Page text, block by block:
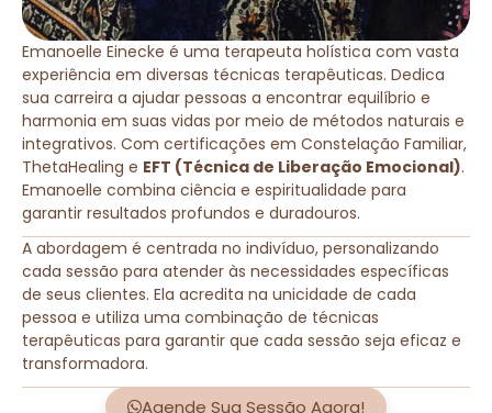
Emanoelle Einecke é uma terapeuta holística com vasta
experiência em diversas técnicas terapêuticas. Dedica
sua carreira a ajudar pessoas a encontrar equilíbrio e
harmonia em suas vidas por meio de métodos naturais e
integrativos. Com certificações em Constelação Familiar,
ThetaHealing e EFT (Técnica de Liberação Emocional).
Emanoelle combina ciência e espiritualidade para
garantir resultados profundos e duradouros.
A abordagem é centrada no indivíduo, personalizando
cada sessão para atender às necessidades específicas
de seus clientes. Ela acredita na unicidade de cada
pessoa e utiliza uma combinação de técnicas
terapêuticas para garantir que cada sessão seja eficaz e
transformadora.
Agende Sua Sessão Agora!